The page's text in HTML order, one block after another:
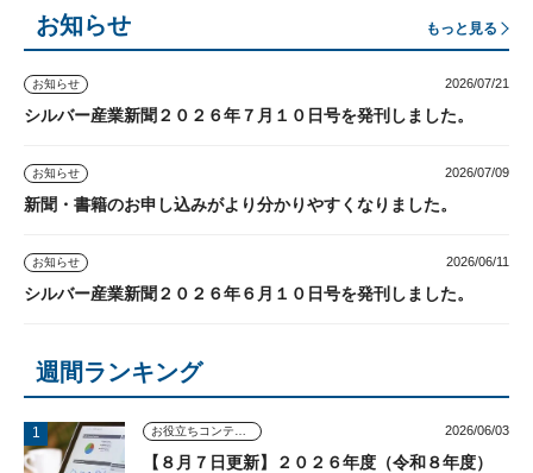
お知らせ もっと見る
お知らせ 2026/07/21
シルバー産業新聞２０２６年７月１０日号を発刊しました。
お知らせ 2026/07/09
新聞・書籍のお申し込みがより分かりやすくなりました。
お知らせ 2026/06/11
シルバー産業新聞２０２６年６月１０日号を発刊しました。
週間ランキング
2026/06/03
【８月７日更新】２０２６年度（令和８年度）